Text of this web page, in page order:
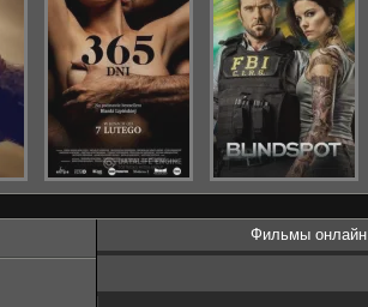
Фильмы онлайн